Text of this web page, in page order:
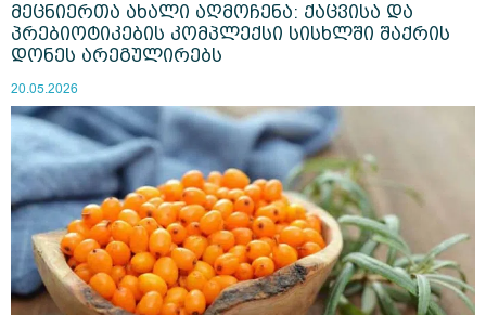
მეცნიერთა ახალი აღმოჩენა: ქაცვისა და
პრებიოტიკების კომპლექსი სისხლში შაქრის
დონეს არეგულირებს
20.05.2026